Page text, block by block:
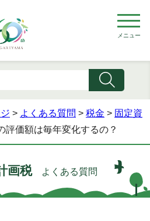
メニュー
> よくある質問 > 税金 > 固定資
評価額は毎年変化するの？
画税よくある質問